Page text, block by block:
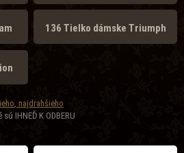
136 Tielko dámske Triumph
, najdrahšieho
IHNEĎ K ODBERU